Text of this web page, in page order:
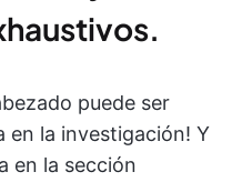
puede ser
en la investigación! Y
en la sección